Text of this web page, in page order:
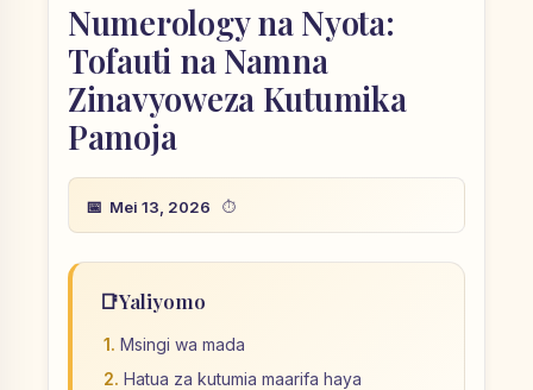
Numerology na Nyota:
Tofauti na Namna
Zinavyoweza Kutumika
Pamoja
Mei 13, 2026
📑Yaliyomo
Msingi wa mada
Hatua za kutumia maarifa haya